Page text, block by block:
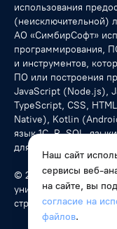
использования
(неисключительной)
АО «СимбирСофт»
программирования,
и инструментов,
ПО или построения
JavaScript (Node.js),
TypeScript, CSS,
Native), Kotlin
язык 1С, R, SQL,
для PostgreSQL),
© 2026 SimbirSoft,
уникальные
стран.
Наш сайт
сервисы веб-
на сайте, вы
согласие на
файлов.